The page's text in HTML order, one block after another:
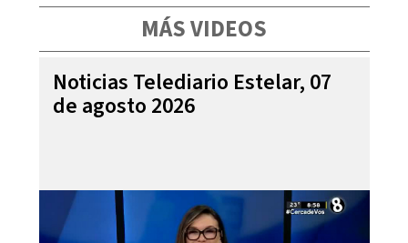
MÁS VIDEOS
Noticias Telediario Estelar, 07
de agosto 2026